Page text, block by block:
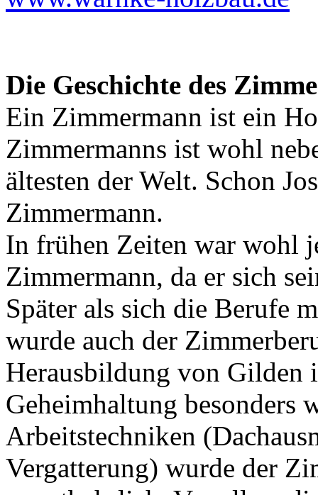
Die Geschichte des
Ein Zimmermann ist ein
Zimmermanns ist wohl
ältesten der Welt. Schon
Zimmermann.
In frühen Zeiten war wohl
Zimmermann, da er sich
Später als sich die Berufe
wurde auch der
Herausbildung von Gilden
Geheimhaltung besonders
Arbeitstechniken
Vergatterung) wurde der